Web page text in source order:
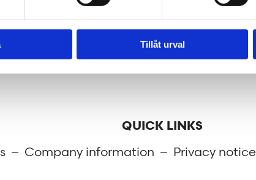
Tillåt urval
QUICK LINKS
Company information Privacy notice